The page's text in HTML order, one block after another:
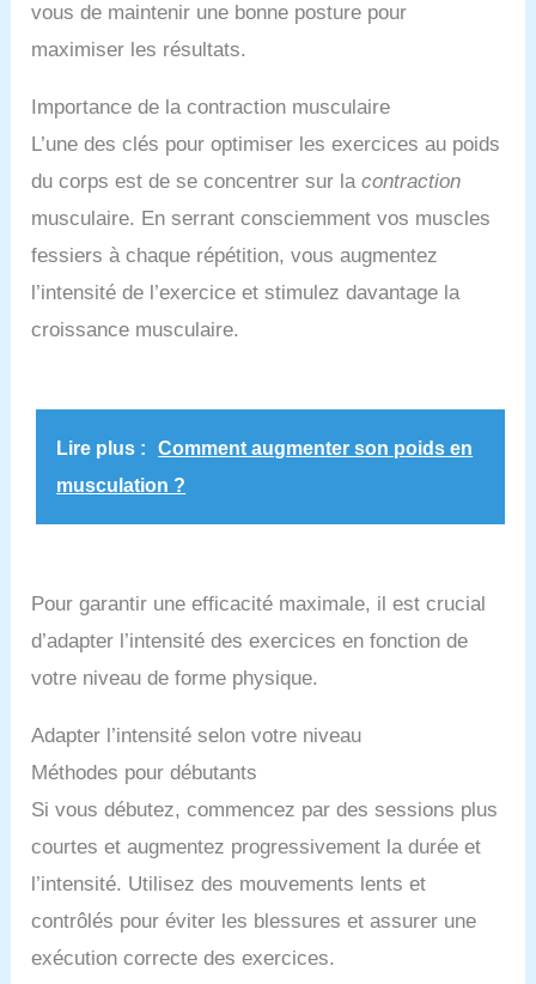
vous de maintenir une bonne posture pour
maximiser les résultats.
Importance de la contraction musculaire
L’une des clés pour optimiser les exercices au poids
du corps est de se concentrer sur lacontraction
musculaire. En serrant consciemment vos muscles
fessiers à chaque répétition, vous augmentez
l’intensité de l’exercice et stimulez davantage la
croissance musculaire.
Lire plus :
Comment augmenter son poids en
musculation ?
Pour garantir une efficacité maximale, il est crucial
d’adapter l’intensité des exercices en fonction de
votre niveau de forme physique.
Adapter l’intensité selon votre niveau
Méthodes pour débutants
Si vous débutez, commencez par des sessions plus
courtes et augmentez progressivement la durée et
l’intensité. Utilisez des mouvements lents et
contrôlés pour éviter les blessures et assurer une
exécution correcte des exercices.